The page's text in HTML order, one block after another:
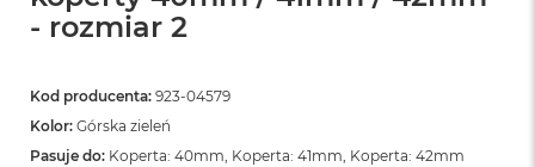
- rozmiar 2
Kod producenta: 923-04579
Kolor: Górska zieleń
Pasuje do: Koperta: 40mm, Koperta: 41mm, Koperta: 42mm